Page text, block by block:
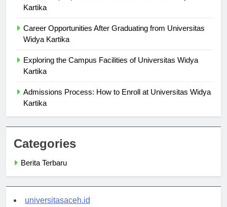
Scholarship Options Available at Universitas Widya
Career Opportunities After Graduating from Universitas
Exploring the Campus Facilities of Universitas Widya
Admissions Process: How to Enroll at Universitas Widya
Categories